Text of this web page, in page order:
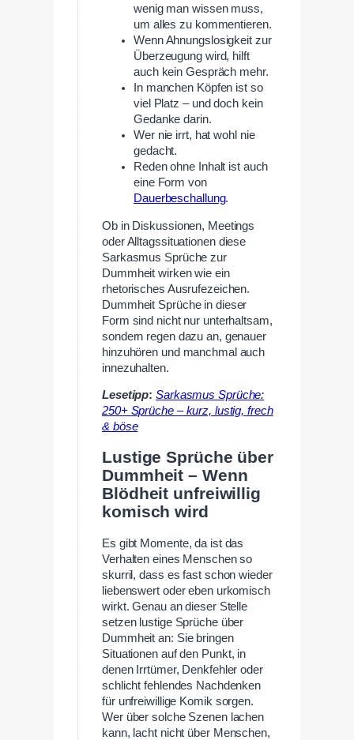
wenig man wissen muss,
um alles zu kommentieren.
Wenn Ahnungslosigkeit zur
Überzeugung wird, hilft
auch kein Gespräch mehr.
In manchen Köpfen ist so
viel Platz – und doch kein
Gedanke darin.
Wer nie irrt, hat wohl nie
gedacht.
Reden ohne Inhalt ist auch
eine Form von
Dauerbeschallung.
Ob in Diskussionen, Meetings
oder Alltagssituationen diese
Sarkasmus Sprüche zur
Dummheit wirken wie ein
rhetorisches Ausrufezeichen.
Dummheit Sprüche in dieser
Form sind nicht nur unterhaltsam,
sondern regen dazu an, genauer
hinzuhören und manchmal auch
innezuhalten.
Lesetipp:Sarkasmus Sprüche:
250+ Sprüche – kurz, lustig, frech
& böse
Lustige Sprüche über
Dummheit – Wenn
Blödheit unfreiwillig
komisch wird
Es gibt Momente, da ist das
Verhalten eines Menschen so
skurril, dass es fast schon wieder
liebenswert oder eben urkomisch
wirkt. Genau an dieser Stelle
setzen lustige Sprüche über
Dummheit an: Sie bringen
Situationen auf den Punkt, in
denen Irrtümer, Denkfehler oder
schlicht fehlendes Nachdenken
für unfreiwillige Komik sorgen.
Wer über solche Szenen lachen
kann, lacht nicht über Menschen,